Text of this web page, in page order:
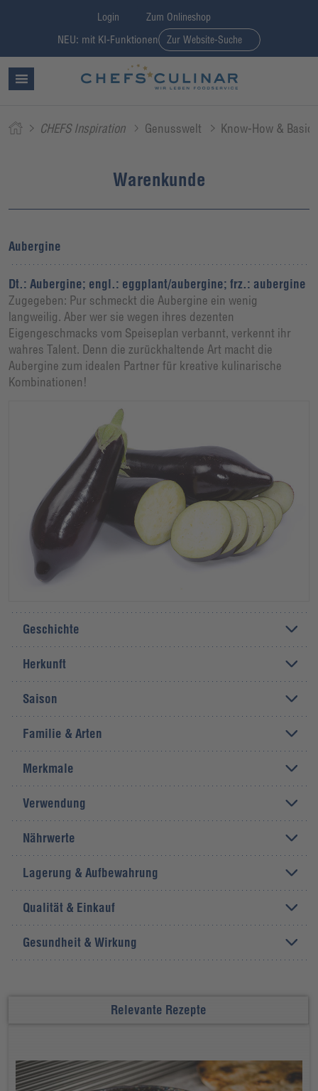
Login Zum Onlineshop
NEU: mit KI-Funktionen Zur Website-Suche
CHEFS Inspiration Genusswelt Know-How &
Warenkunde
Aubergine
Dt.: Aubergine; engl.: eggplant/aubergine; frz.: aubergine
Zugegeben: Pur schmeckt die Aubergine ein wenig
langweilig. Aber wer sie wegen ihres dezenten
Eigengeschmacks vom Speiseplan verbannt, verkennt ihr
wahres Talent. Denn die zurückhaltende Art macht die
Aubergine zum idealen Partner für kreative kulinarische
Kombinationen!
Geschichte
Herkunft
Saison
Familie & Arten
Merkmale
Verwendung
Nährwerte
Lagerung & Aufbewahrung
Qualität & Einkauf
Gesundheit & Wirkung
Relevante Rezepte